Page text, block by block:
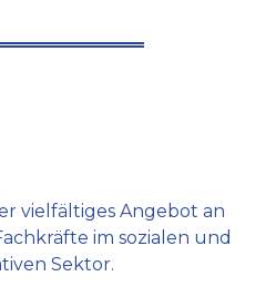
vielfältiges Angebot an
im sozialen und
Sektor.